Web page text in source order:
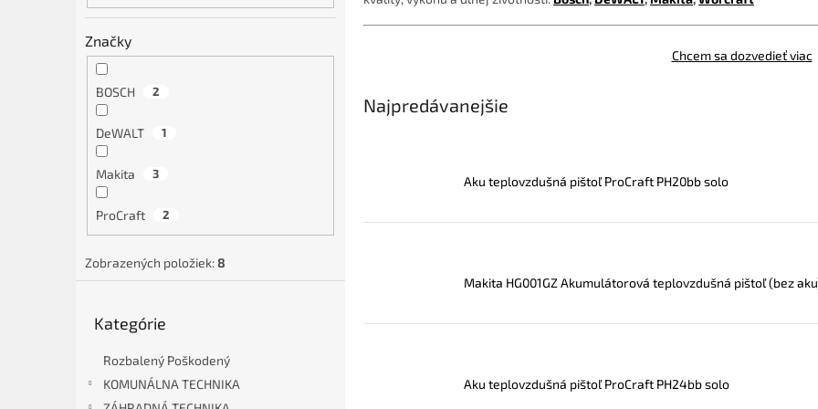
Značky
BOSCH 2
DeWALT 1
Makita 3
ProCraft 2
Zobrazených položiek:8
kategórie
Kategórie
Rozbalený Poškodený
KOMUNÁLNA TECHNIKA
Chcem sa dozvedieť viac
Najpredávanejšie
Aku teplovzdušná pištoľ ProCraft PH20bb solo
Makita HG001GZ Akumulátorová teplovzdušná pištoľ (bez
Aku teplovzdušná pištoľ ProCraft PH24bb solo